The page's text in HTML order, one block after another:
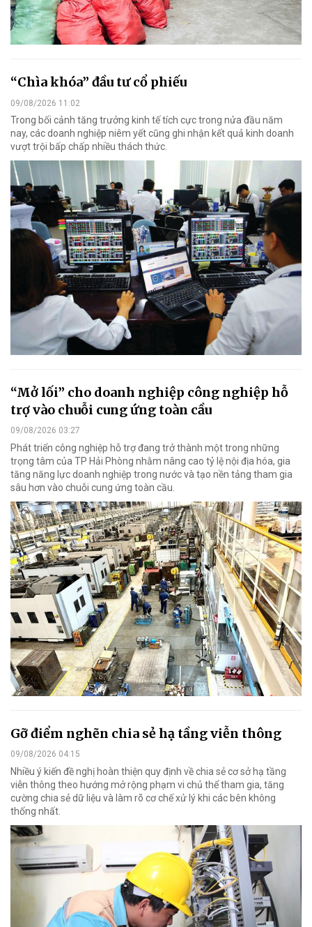
“Chìa khóa” đầu tư cổ phiếu
09/08/2026 11:02
Trong bối cảnh tăng trưởng kinh tế tích cực trong nửa đầu năm
nay, các doanh nghiệp niêm yết cũng ghi nhận kết quả kinh doanh
vượt trội bấp chấp nhiều thách thức.
“Mở lối” cho doanh nghiệp công nghiệp hỗ
trợ vào chuỗi cung ứng toàn cầu
09/08/2026 03:27
Phát triển công nghiệp hỗ trợ đang trở thành một trong những
trọng tâm của TP Hải Phòng nhằm nâng cao tỷ lệ nội địa hóa, gia
tăng năng lực doanh nghiệp trong nước và tạo nền tảng tham gia
sâu hơn vào chuỗi cung ứng toàn cầu.
Gỡ điểm nghẽn chia sẻ hạ tầng viễn thông
09/08/2026 04:15
Nhiều ý kiến đề nghị hoàn thiện quy định về chia sẻ cơ sở hạ tầng
viễn thông theo hướng mở rộng phạm vi chủ thể tham gia, tăng
cường chia sẻ dữ liệu và làm rõ cơ chế xử lý khi các bên không
thống nhất.